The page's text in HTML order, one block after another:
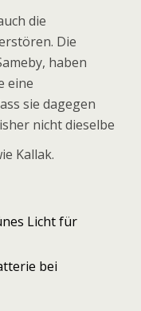
die
Die
haben
eine
sie dagegen
nicht dieselbe
Kallak.
Licht für
bei